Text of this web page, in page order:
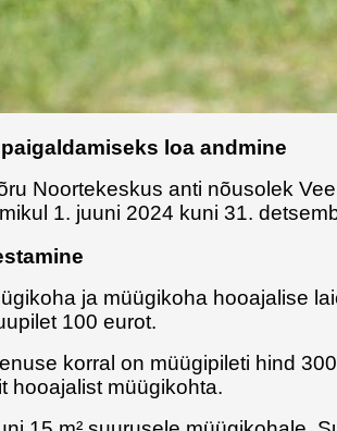
loa andmine
Noortekeskus anti nõusolek
1. juuni 2024 kuni 31.
ja müügikoha hooajalise
100 eurot.
korral on müügipileti hind
hooajalist müügikohta.